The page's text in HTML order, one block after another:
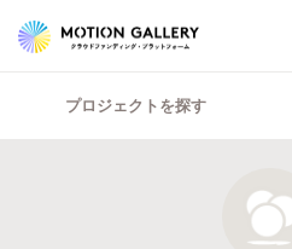
プロジェクトを探す